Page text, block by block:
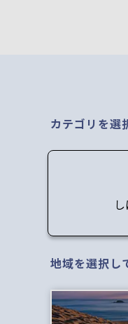
カテゴリを選
地域を選択し